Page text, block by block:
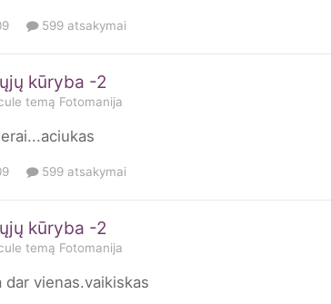
599 atsakymai
kūryba -2
temą Fotomanija
599 atsakymai
kūryba -2
temą Fotomanija
dar vienas.vaikiskas